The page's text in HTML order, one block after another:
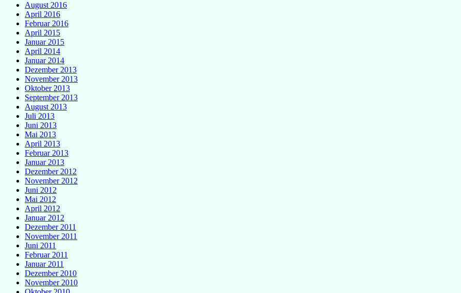
August 2016
April 2016
Februar 2016
April 2015
Januar 2015
April 2014
Januar 2014
Dezember 2013
November 2013
Oktober 2013
September 2013
August 2013
Juli 2013
Juni 2013
Mai 2013
April 2013
Februar 2013
Januar 2013
Dezember 2012
November 2012
Juni 2012
Mai 2012
April 2012
Januar 2012
Dezember 2011
November 2011
Juni 2011
Februar 2011
Januar 2011
Dezember 2010
November 2010